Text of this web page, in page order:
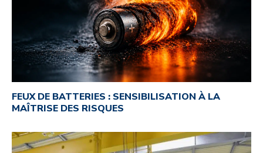
FEUX DE BATTERIES : SENSIBILISATION À LA
MAÎTRISE DES RISQUES